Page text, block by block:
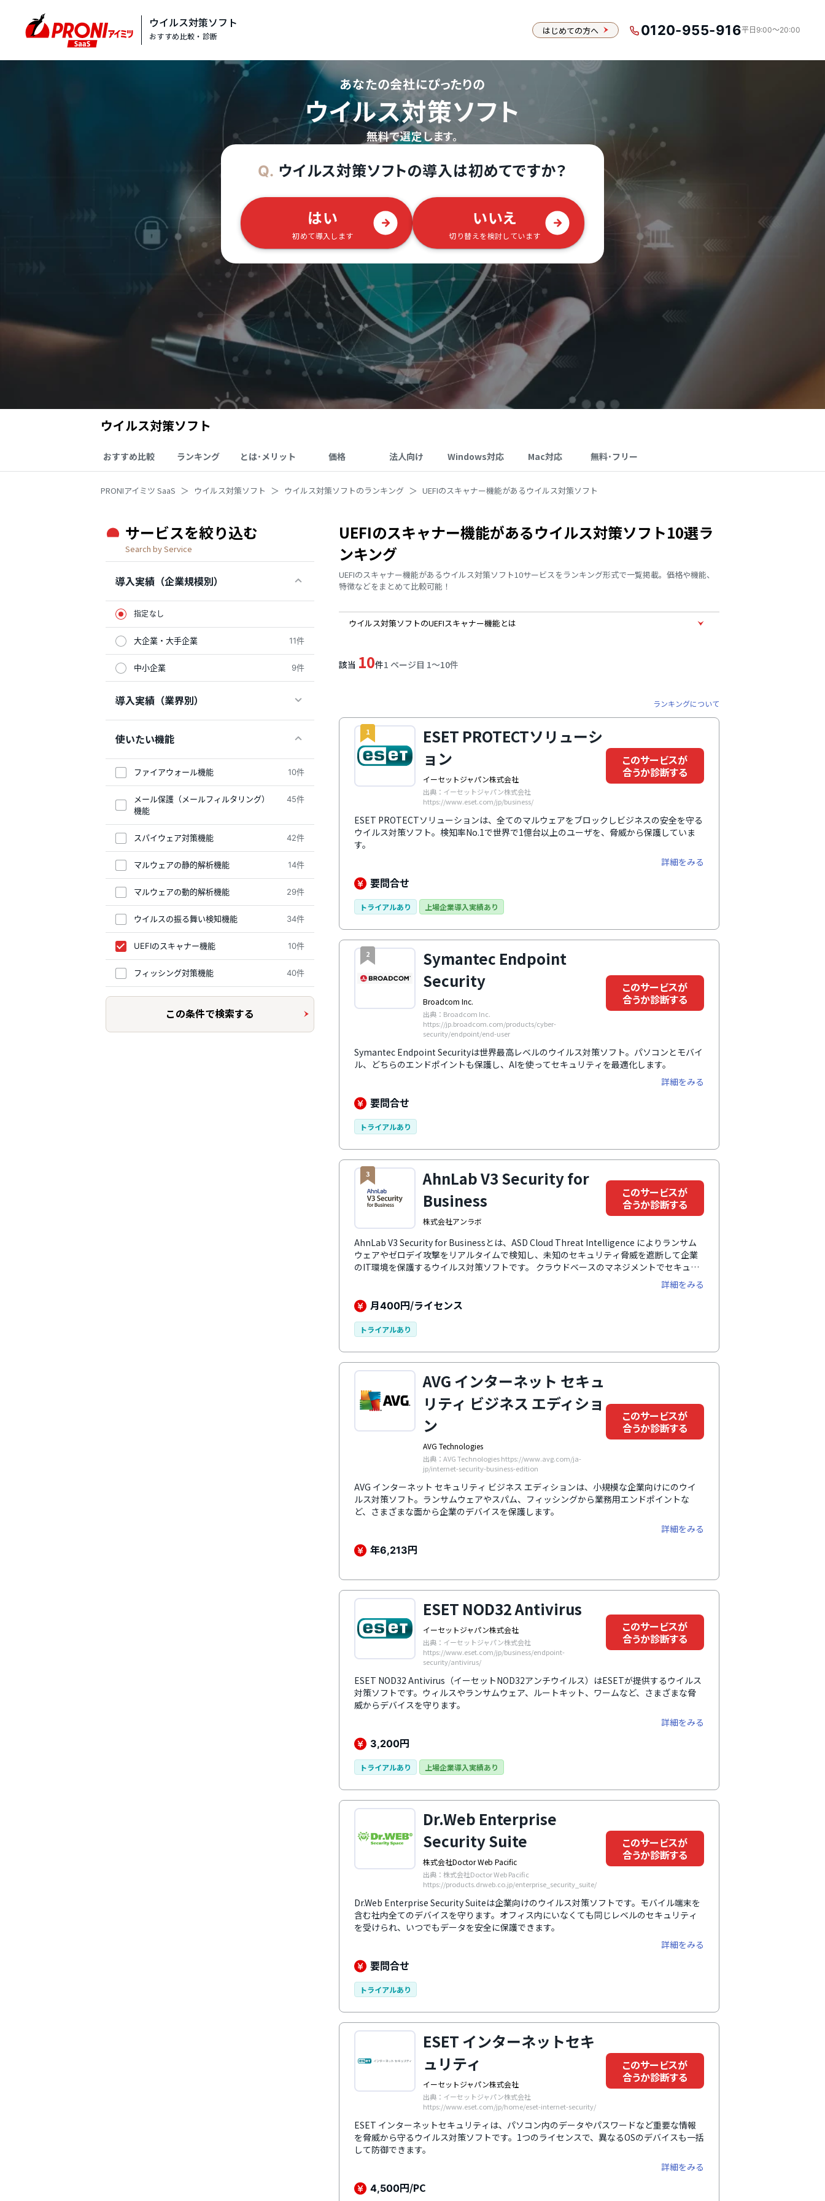
ウイルス対策ソフト
おすすめ比較・診断 はじめての方へ 0120-955-916平日9:00〜20:00
あなたの会社にぴったりの
ウイルス対策ソフト
無料で選定します。
Q. ウイルス対策ソフトの導入は初めてですか？
はい
初めて導入します
いいえ
切り替えを検討しています
ウイルス対策ソフト
おすすめ比較 ランキング とは･メリット 価格 法人向け Windows対応 Mac対応 無料･フリー
PRONIアイミツ SaaS ウイルス対策ソフト ウイルス対策ソフトのランキング UEFIのスキャナー機能があるウイルス対策ソフト
サービスを絞り込む
Search by Service
導入実績（企業規模別）
指定なし
大企業・大手企業 11件
中小企業 9件
導入実績（業界別）
使いたい機能
ファイアウォール機能 10件
メール保護（メールフィルタリング）
機能
45件
スパイウェア対策機能 42件
マルウェアの静的解析機能 14件
マルウェアの動的解析機能 29件
ウイルスの振る舞い検知機能 34件
UEFIのスキャナー機能 10件
フィッシング対策機能 40件
この条件で検索する
UEFIのスキャナー機能があるウイルス対策ソフト10選ラ
ンキング
UEFIのスキャナー機能があるウイルス対策ソフト10サービスをランキング形式で一覧掲載。価格や機能、
特徴などをまとめて比較可能！
ウイルス対策ソフトのUEFIスキャナー機能とは
該当 10件1 ページ目 1〜10件
ランキングについて
1
ESET PROTECTソリューシ
ョン
イーセットジャパン株式会社
出典：イーセットジャパン株式会社
https://www.eset.com/jp/business/
このサービスが
合うか診断する
ESET PROTECTソリューションは、全てのマルウェアをブロックしビジネスの安全を守る
ウイルス対策ソフト。検知率No.1で世界で1億台以上のユーザを、脅威から保護していま
す。
詳細をみる
要問合せ
トライアルあり 上場企業導入実績あり
2
Symantec Endpoint
Security
Broadcom Inc.
出典：Broadcom Inc.
https://jp.broadcom.com/products/cyber-
security/endpoint/end-user
このサービスが
合うか診断する
Symantec Endpoint Securityは世界最高レベルのウイルス対策ソフト。パソコンとモバイ
ル、どちらのエンドポイントも保護し、AIを使ってセキュリティを最適化します。
詳細をみる
要問合せ
トライアルあり
3
AhnLab V3 Security for
Business
株式会社アンラボ
このサービスが
合うか診断する
AhnLab V3 Security for Businessとは、ASD Cloud Threat Intelligence によりランサム
ウェアやゼロデイ攻撃をリアルタイムで検知し、未知のセキュリティ脅威を遮断して企業
のIT環境を保護するウイルス対策ソフトです。 クラウドベースのマネジメントでセキュリ
ティ運用の利便性を向上し、セキュリティ環境構築のコストを削減します。管理サーバー
と個々のデバイスを簡単に一元管理・保護できます。さまざまな認証機関も認める製品性
能を誇り、日本国内では80以上の金融機関のエンドユーザーに対するセキュリティソリュ
ーションを提供しています。
詳細をみる
月400円/ライセンス
トライアルあり
AVG インターネット セキュ
リティ ビジネス エディショ
ン
AVG Technologies
出典：AVG Technologies https://www.avg.com/ja-
jp/internet-security-business-edition
このサービスが
合うか診断する
AVG インターネット セキュリティ ビジネス エディションは、小規模な企業向けにのウイ
ルス対策ソフト。ランサムウェアやスパム、フィッシングから業務用エンドポイントな
ど、さまざまな面から企業のデバイスを保護します。
詳細をみる
年6,213円
ESET NOD32 Antivirus
イーセットジャパン株式会社
出典：イーセットジャパン株式会社
https://www.eset.com/jp/business/endpoint-
security/antivirus/
このサービスが
合うか診断する
ESET NOD32 Antivirus（イーセットNOD32アンチウイルス）はESETが提供するウイルス
対策ソフトです。ウィルスやランサムウェア、ルートキット、ワームなど、さまざまな脅
威からデバイスを守ります。
詳細をみる
3,200円
トライアルあり 上場企業導入実績あり
Dr.Web Enterprise
Security Suite
株式会社Doctor Web Pacific
出典：株式会社Doctor Web Pacific
https://products.drweb.co.jp/enterprise_security_suite/
このサービスが
合うか診断する
Dr.Web Enterprise Security Suiteは企業向けのウイルス対策ソフトです。モバイル端末を
含む社内全てのデバイスを守ります。オフィス内にいなくても同じレベルのセキュリティ
を受けられ、いつでもデータを安全に保護できます。
詳細をみる
要問合せ
トライアルあり
ESET インターネットセキ
ュリティ
イーセットジャパン株式会社
出典：イーセットジャパン株式会社
https://www.eset.com/jp/home/eset-internet-security/
このサービスが
合うか診断する
ESET インターネットセキュリティは、パソコン内のデータやパスワードなど重要な情報
を脅威から守るウイルス対策ソフトです。1つのライセンスで、異なるOSのデバイスも一括
して防御できます。
詳細をみる
4,500円/PC